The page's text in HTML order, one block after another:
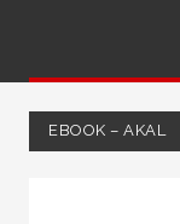
EBOOK – AKAL